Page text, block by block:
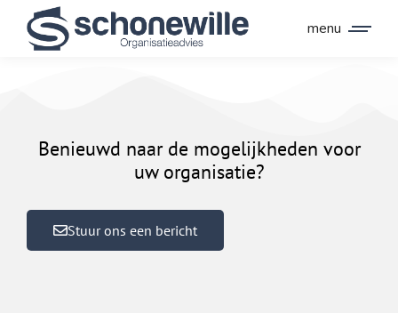
menu
Benieuwd naar de mogelijkheden voor
uw organisatie?
Stuur ons een bericht